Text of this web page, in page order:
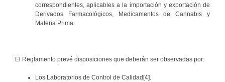
correspondientes, aplicables a la importación y exportación de
Derivados Farmacológicos, Medicamentos de Cannabis y
Materia Prima.
El Reglamento prevé disposiciones que deberán ser observadas por:
Los Laboratorios de Control de Calidad[4]